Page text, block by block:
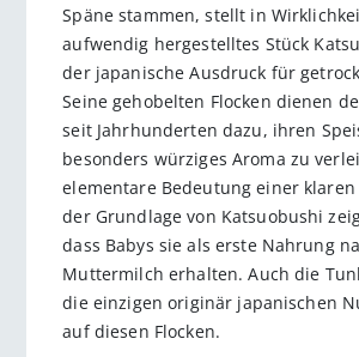
Späne stammen, stellt in
aufwendig hergestelltes Stück
der japanische Ausdruck für
Seine gehobelten Flocken dienen
seit Jahrhunderten dazu, ihren
besonders würziges Aroma zu
elementare Bedeutung einer
der Grundlage von Katsuobushi
dass Babys sie als erste Nahrung
Muttermilch erhalten. Auch die
die einzigen ­originär japanischen
auf diesen Flocken.